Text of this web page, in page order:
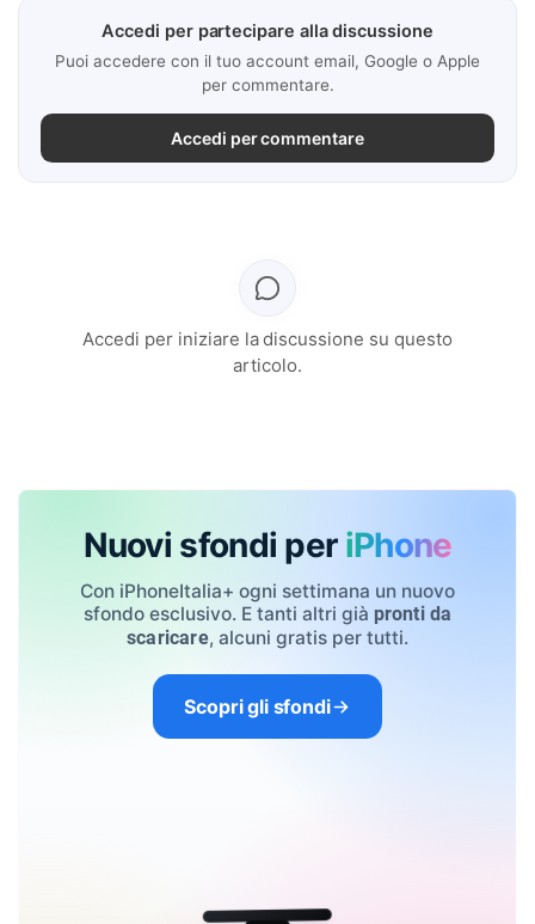
Accedi per partecipare alla discussione
Puoi accedere con il tuo account email, Google o Apple
per commentare.
Accedi per commentare
Accedi per iniziare la discussione su questo
articolo.
Nuovi sfondi per iPhone
Con iPhoneItalia+ ogni settimana un nuovo
sfondo esclusivo. E tanti altri già pronti da
scaricare, alcuni gratis per tutti.
Scopri gli sfondi